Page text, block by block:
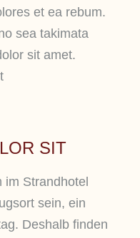
et ea rebum.
sea takimata
sit amet.
SIT
Strandhotel
sein, ein
Deshalb finden